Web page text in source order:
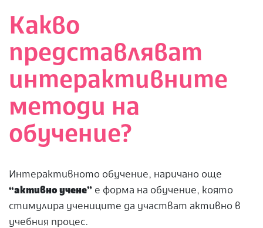
Какво
представляват
интерактивните
методи на
обучение?
Интерактивното обучение, наричано още
“активно учене” е форма на обучение, която
стимулира учениците да участват активно в
учебния процес.